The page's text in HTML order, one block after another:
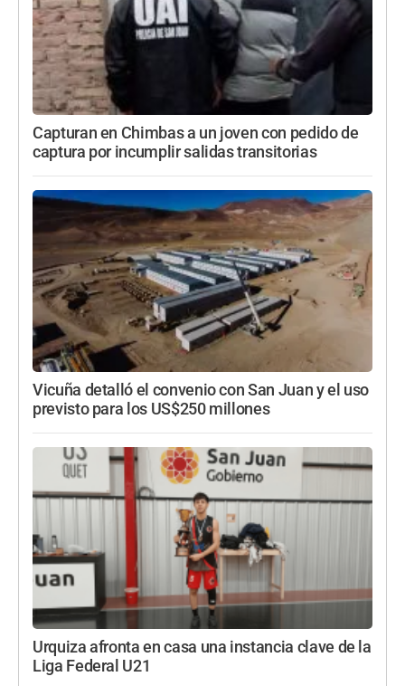
Capturan en Chimbas a un joven con pedido de
captura por incumplir salidas transitorias
Vicuña detalló el convenio con San Juan y el uso
previsto para los US$250 millones
Urquiza afronta en casa una instancia clave de la
Liga Federal U21